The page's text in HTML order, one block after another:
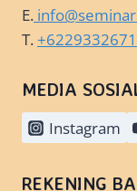
E.
T.
MEDIA
Instagram
REKENING